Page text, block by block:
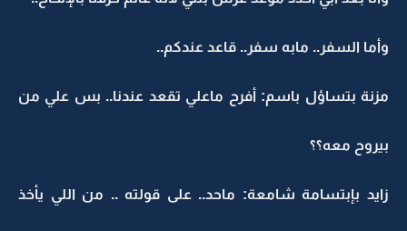
وأما السفر.. مابه سفر.. قاعد عندكم..
مزنة بتساؤل باسم: أفرح ماعلي تقعد عندنا.. بس علي من
بيروح معه؟؟
زايد بإبتسامة شامعة: ماحد.. على قولته .. من اللي يأخذ